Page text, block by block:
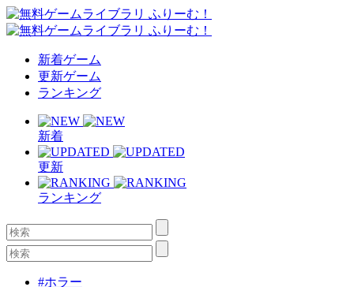
新着ゲーム
更新ゲーム
ランキング
新着
更新
ランキング
#ホラー